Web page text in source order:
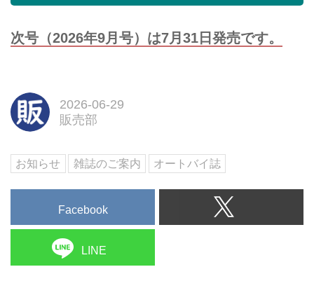
次号（2026年9月号）は7月31日発売です。
2026-06-29
販売部
お知らせ 雑誌のご案内 オートバイ誌
Facebook
LINE